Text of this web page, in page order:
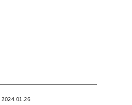
2024.01.26